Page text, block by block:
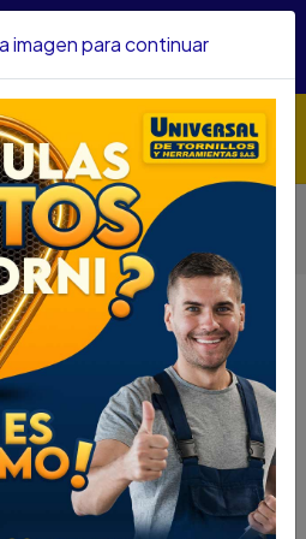
KIT PARRILLERO por compras
Herramienta Manual
Manuales
3/8" 6PT 9/16" SC12106
3/8" 6PT 9/16"
8" 6PT 9/16" SC12106
imagen para continuar